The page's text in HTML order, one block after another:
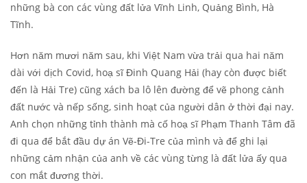
những bà con các vùng đất lửa Vĩnh Linh, Quảng Bình, Hà
Tĩnh.
Hơn năm mươi năm sau, khi Việt Nam vừa trải qua hai năm
dài với dịch Covid, hoạ sĩ Đinh Quang Hải (hay còn được biết
đến là Hải Tre) cũng xách ba lô lên đường để vẽ phong cảnh
đất nước và nếp sống, sinh hoạt của người dân ở thời đại nay.
Anh chọn những tỉnh thành mà cố hoạ sĩ Phạm Thanh Tâm đã
đi qua để bắt đầu dự án Vẽ-Đi-Tre của mình và để ghi lại
những cảm nhận của anh về các vùng từng là đất lửa ấy qua
con mắt đương thời.